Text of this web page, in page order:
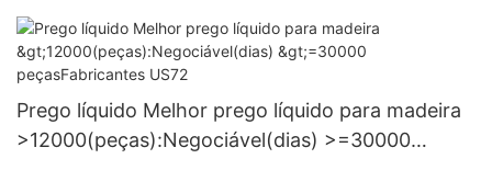
Fornecimento
Prego líquido Melhor prego líquido para madeira
>12000(peças):Negociável(dias) >=30000